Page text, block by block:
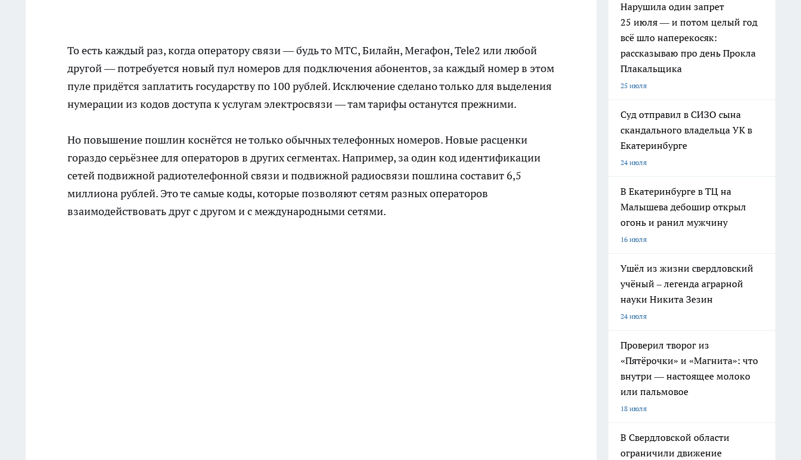
То есть каждый раз, когда оператору связи — будь то МТС, Билайн, Мегафон, Tele2 или любой
другой — потребуется новый пул номеров для подключения абонентов, за каждый номер в этом
пуле придётся заплатить государству по 100 рублей. Исключение сделано только для выделения
нумерации из кодов доступа к услугам электросвязи — там тарифы останутся прежними.
Но повышение пошлин коснётся не только обычных телефонных номеров. Новые расценки
гораздо серьёзнее для операторов в других сегментах. Например, за один код идентификации
сетей подвижной радиотелефонной связи и подвижной радиосвязи пошлина составит 6,5
миллиона рублей. Это те самые коды, которые позволяют сетям разных операторов
взаимодействовать друг с другом и с международными сетями.
Нарушила один запрет
25 июля — и потом целый год
всё шло наперекосяк:
рассказываю про день Прокла
Плакальщика
25 июля
Суд отправил в СИЗО сына
скандального владельца УК в
Екатеринбурге
24 июля
В Екатеринбурге в ТЦ на
Малышева дебошир открыл
огонь и ранил мужчину
16 июля
Ушёл из жизни свердловский
учёный – легенда аграрной
науки Никита Зезин
24 июля
Проверил творог из
«Пятёрочки» и «Магнита»: что
внутри — настоящее молоко
или пальмовое
18 июля
В Свердловской области
ограничили движение